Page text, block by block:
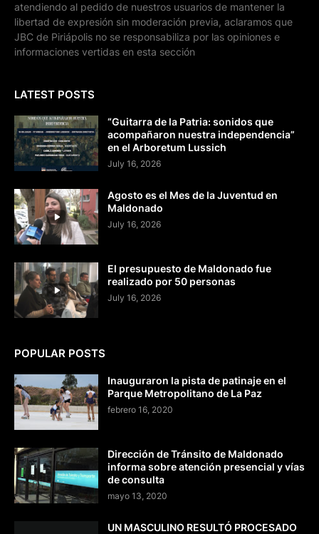
atendiendo al pedido de nuestros usuarios de mantener la
libertad de expresión sin moderación previa, aclaramos que
JBC de Piriápolis no se responsabiliza por las opiniones e
informaciones vertidas en esta sección
LATEST POSTS
“Guitarra de la Patria: sonidos que
acompañaron nuestra independencia”
en el Arboretum Lussich
July 16, 2026
Agosto es el Mes de la Juventud en
Maldonado
July 16, 2026
El presupuesto de Maldonado fue
realizado por 50 personas
July 16, 2026
POPULAR POSTS
Inauguraron la pista de patinaje en el
Parque Metropolitano de La Paz
febrero 16, 2020
Dirección de Tránsito de Maldonado
informa sobre atención presencial y vías
de consulta
mayo 13, 2020
UN MASCULINO RESULTÓ PROCESADO